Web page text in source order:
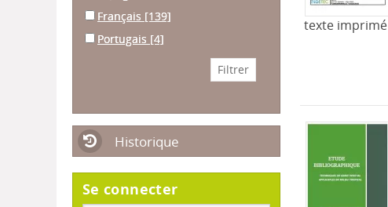
Français [139]
Portugais [4]
Historique
Se connecter
texte imprimé